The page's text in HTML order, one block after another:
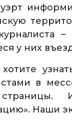
у них
в
Наши